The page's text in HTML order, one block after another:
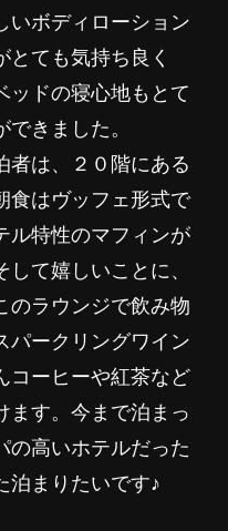
いボディローション
とても気持ち良く
ッドの寝心地もとて
きました。
者は、２０階にある
食はヴッフェ形式で
ル特性のマフィンが
て嬉しいことに、
のラウンジで飲み物
パークリングワイン
コーヒーや紅茶など
ます。今まで泊まっ
の高いホテルだった
泊まりたいです♪